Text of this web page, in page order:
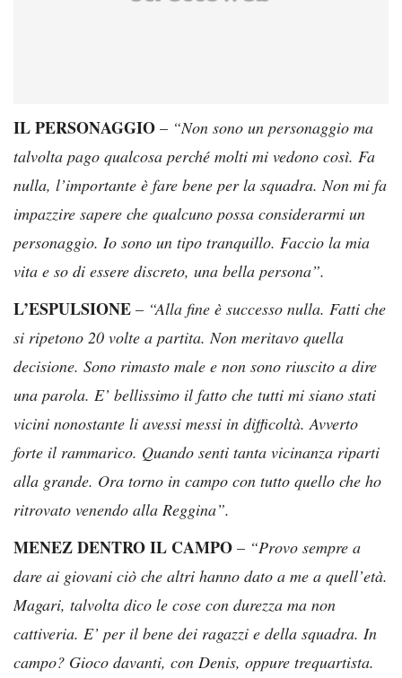
IL PERSONAGGIO – “Non sono un personaggio ma
talvolta pago qualcosa perché molti mi vedono così. Fa
nulla, l’importante è fare bene per la squadra. Non mi fa
impazzire sapere che qualcuno possa considerarmi un
personaggio. Io sono un tipo tranquillo. Faccio la mia
vita e so di essere discreto, una bella persona”.
L’ESPULSIONE – “Alla fine è successo nulla. Fatti che
si ripetono 20 volte a partita. Non meritavo quella
decisione. Sono rimasto male e non sono riuscito a dire
una parola. E’ bellissimo il fatto che tutti mi siano stati
vicini nonostante li avessi messi in difficoltà. Avverto
forte il rammarico. Quando senti tanta vicinanza riparti
alla grande. Ora torno in campo con tutto quello che ho
ritrovato venendo alla Reggina”.
MENEZ DENTRO IL CAMPO – “Provo sempre a
dare ai giovani ciò che altri hanno dato a me a quell’età.
Magari, talvolta dico le cose con durezza ma non
cattiveria. E’ per il bene dei ragazzi e della squadra. In
campo? Gioco davanti, con Denis, oppure trequartista.